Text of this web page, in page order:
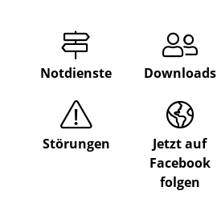
Notdienste Downloads
Störungen
Jetzt auf
Facebook
folgen